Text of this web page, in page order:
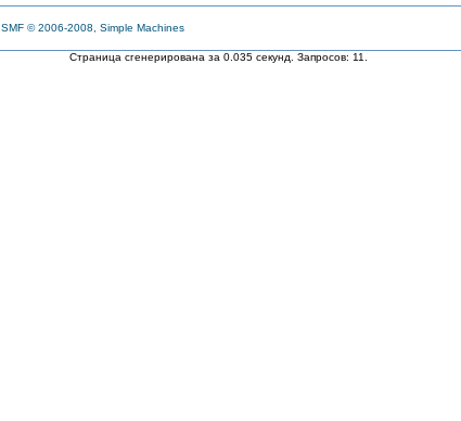
SMF © 2006-2008, Simple Machines
Страница сгенерирована за 0.035 секунд. Запросов: 11.